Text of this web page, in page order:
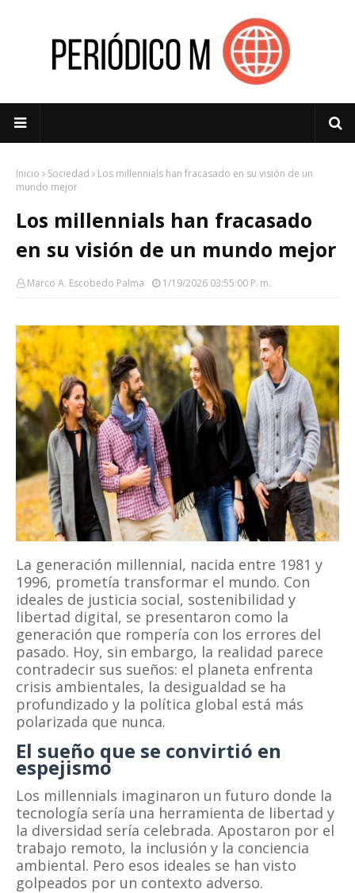
Inicio Sociedad
Los millennials han fracasado en su visión de un
mundo mejor
Los millennials han fracasado
en su visión de un mundo mejor
Marco A. Escobedo Palma 1/19/2026 03:55:00 P. M.
La generación millennial, nacida entre 1981 y
1996, prometía transformar el mundo. Con
ideales de justicia social, sostenibilidad y
libertad digital, se presentaron como la
generación que rompería con los errores del
pasado. Hoy, sin embargo, la realidad parece
contradecir sus sueños: el planeta enfrenta
crisis ambientales, la desigualdad se ha
profundizado y la política global está más
polarizada que nunca.
El sueño que se convirtió en
espejismo
Los millennials imaginaron un futuro donde la
tecnología sería una herramienta de libertad y
la diversidad sería celebrada. Apostaron por el
trabajo remoto, la inclusión y la conciencia
ambiental. Pero esos ideales se han visto
golpeados por un contexto adverso.